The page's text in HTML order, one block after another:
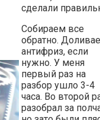
сделали
Собираем все
обратно.
антифриз, если
нужно. У меня
первый раз на
разбор ушло 3-4
часа. Во второй
разобрал за